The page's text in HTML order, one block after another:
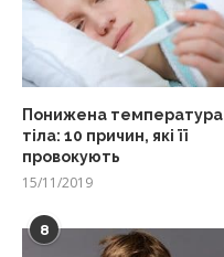
Понижена температура
тіла: 10 причин, які її
провокують
15/11/2019
8